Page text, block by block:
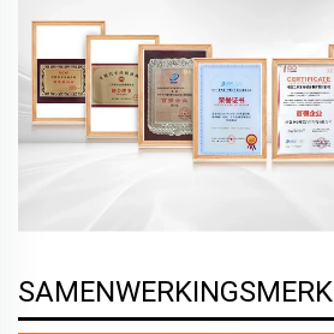
SAMENWERKINGSMERK